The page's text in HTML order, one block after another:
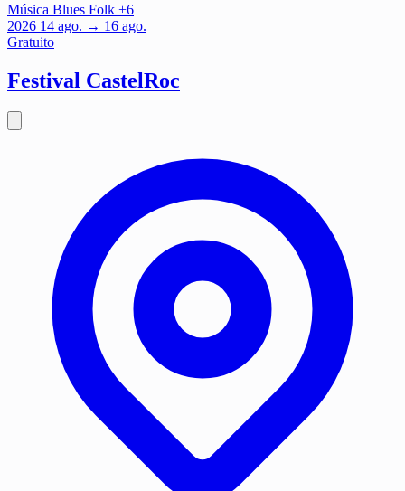
Música Blues Folk +6
2026 14 ago. → 16 ago.
Gratuito
Festival CastelRoc